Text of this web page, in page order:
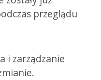
przeglądu
i zarządzanie